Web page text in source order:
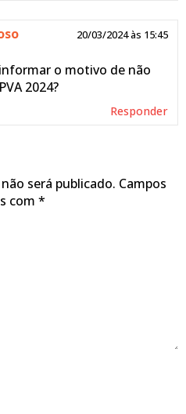
20/03/2024 às 15:45
o motivo de não
2024?
Responder
será publicado. Campos
com *